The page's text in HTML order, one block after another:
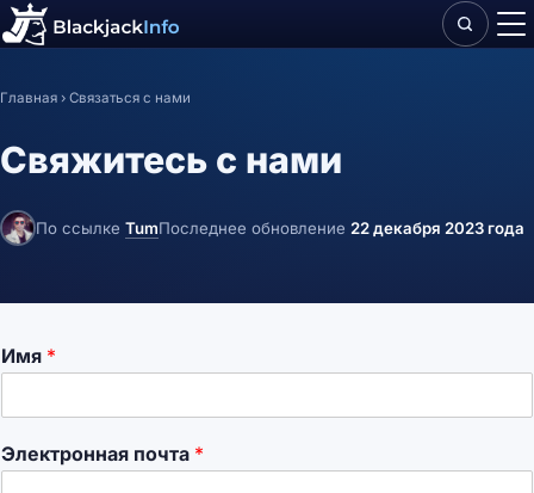
Главная › Связаться с нами
Свяжитесь с нами
По ссылке TumПоследнее обновление 22 декабря 2023 года
Имя *
Электронная почта *